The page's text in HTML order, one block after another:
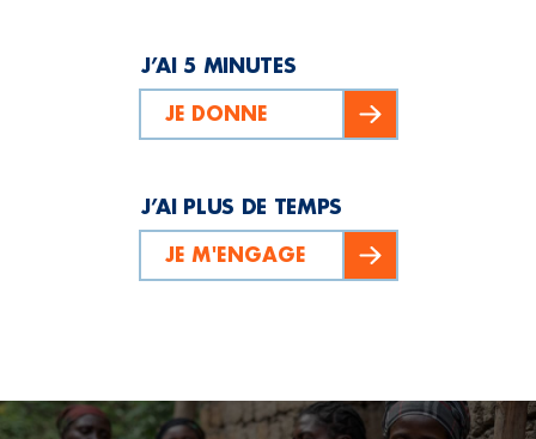
J’AI 5 MINUTES
JE DONNE
J’AI PLUS DE TEMPS
JE M'ENGAGE